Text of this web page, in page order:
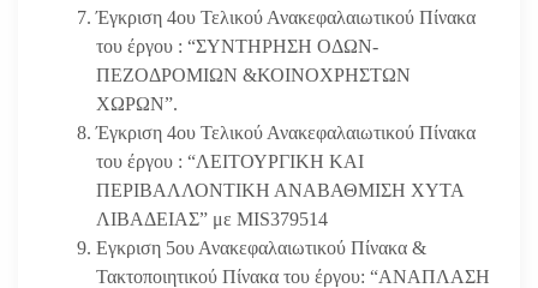
Έγκριση 4ου Τελικού Ανακεφαλαιωτικού Πίνακα
του έργου : “ΣΥΝΤΗΡΗΣΗ ΟΔΩΝ-
ΠΕΖΟΔΡΟΜΙΩΝ &ΚΟΙΝΟΧΡΗΣΤΩΝ
ΧΩΡΩΝ”.
Έγκριση 4ου Τελικού Ανακεφαλαιωτικού Πίνακα
του έργου : “ΛΕΙΤΟΥΡΓΙΚΗ ΚΑΙ
ΠΕΡΙΒΑΛΛΟΝΤΙΚΗ ΑΝΑΒΑΘΜΙΣΗ ΧΥΤΑ
ΛΙΒΑΔΕΙΑΣ” με MIS379514
Εγκριση 5ου Ανακεφαλαιωτικού Πίνακα &
Τακτοποιητικού Πίνακα του έργου: “ΑΝΑΠΛΑΣΗ